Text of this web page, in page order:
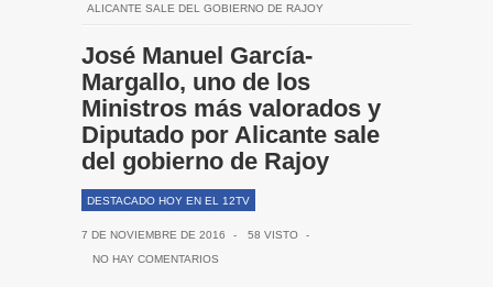
ALICANTE SALE DEL GOBIERNO DE RAJOY
José Manuel García-
Margallo, uno de los
Ministros más valorados y
Diputado por Alicante sale
del gobierno de Rajoy
DESTACADO HOY EN EL 12TV
7 DE NOVIEMBRE DE 2016 - 58 VISTO
-
NO HAY COMENTARIOS